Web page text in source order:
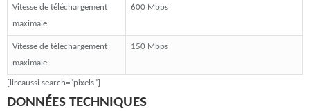
Vitesse de téléchargement
maximale
600 Mbps
Vitesse de téléchargement
maximale
150 Mbps
[lireaussi search="pixels"]
DONNÉES TECHNIQUES